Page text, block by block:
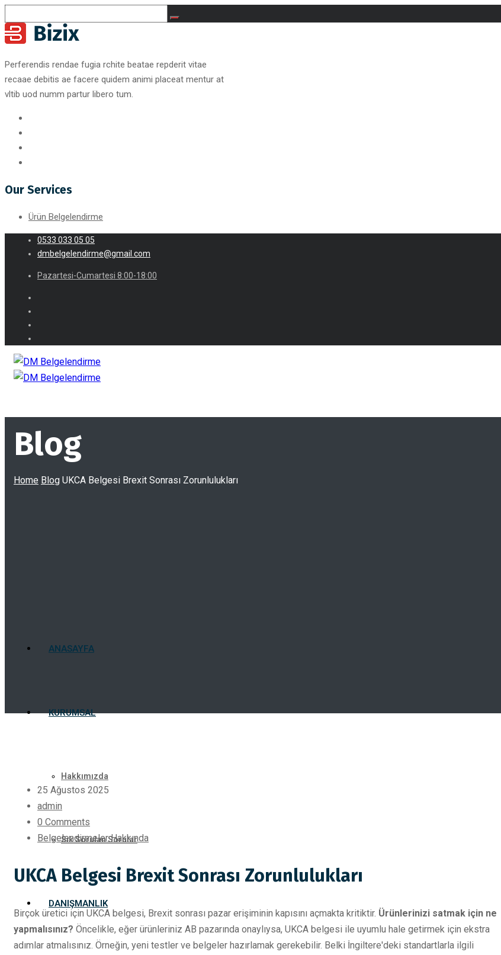
Perferendis rendae fugia rchite beatae repderit vitae
recaae debitis ae facere quidem animi placeat mentur at
vltib uod numm partur libero tum.
Our Services
Ürün Belgelendirme
0533 033 05 05
dmbelgelendirme@gmail.com
Pazartesi-Cumartesi 8:00-18:00
ANASAYFA
KURUMSAL
Hakkımızda
Sık Sorulan Sorular
DANIŞMANLIK
Blog
Home Blog UKCA Belgesi Brexit Sonrası Zorunlulukları
25 Ağustos 2025
admin
0 Comments
Belgelendirmeler Hakkında
UKCA Belgesi Brexit Sonrası Zorunlulukları
Birçok üretici için UKCA belgesi, Brexit sonrası pazar erişiminin kapısını açmakta kritiktir. Ürünlerinizi satmak için ne
yapmalısınız? Öncelikle, eğer ürünleriniz AB pazarında onaylıysa, UKCA belgesi ile uyumlu hale getirmek için ekstra
adımlar atmalısınız. Örneğin, yeni testler ve belgeler hazırlamak gerekebilir. Belki İngiltere'deki standartlarla ilgili